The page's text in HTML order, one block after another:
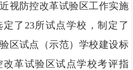
视防控改革试验区工作实施
了23所试点学校，制定了
区试点（示范）学校建设标
革试验区试点学校考评指